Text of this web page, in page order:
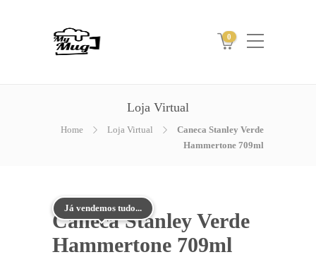
0
Loja Virtual
Home Loja Virtual
Caneca Stanley Verde
Hammertone 709ml
Já vendemos tudo...
Caneca Stanley Verde
Hammertone 709ml